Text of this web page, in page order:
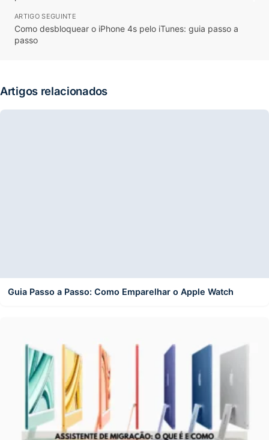
ARTIGO SEGUINTE
Como desbloquear o iPhone 4s pelo iTunes: guia passo a
passo
Artigos relacionados
Guia Passo a Passo: Como Emparelhar o Apple Watch